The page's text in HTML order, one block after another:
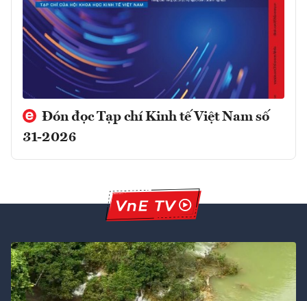
Đón đọc Tạp chí Kinh tế Việt Nam số
31-2026